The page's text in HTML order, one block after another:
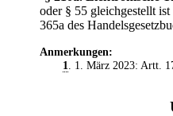
oder § 55 gleichgestellt
365a des
Anmerkungen:
1
. 1. März 2023: Artt.